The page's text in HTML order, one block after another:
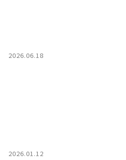
2026.06.18
2026.01.12